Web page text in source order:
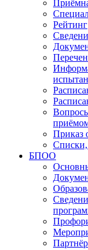
Рейтинг
Приказ
Списки,
БПОО